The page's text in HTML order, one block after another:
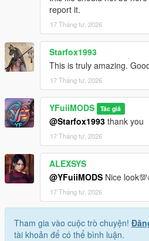
report it.
17 Tháng tư, 2026
Starfox1993
This is truly amazing.
17 Tháng tư, 2026
YFuiiMODS Tác giả
@Starfox1993 thank you
17 Tháng tư, 2026
ALEXSYS
@YFuiiMODS Nice
17 Tháng tư, 2026
Tham gia vào cuộc trò chuyện!
tài khoản để có thể bình luận.